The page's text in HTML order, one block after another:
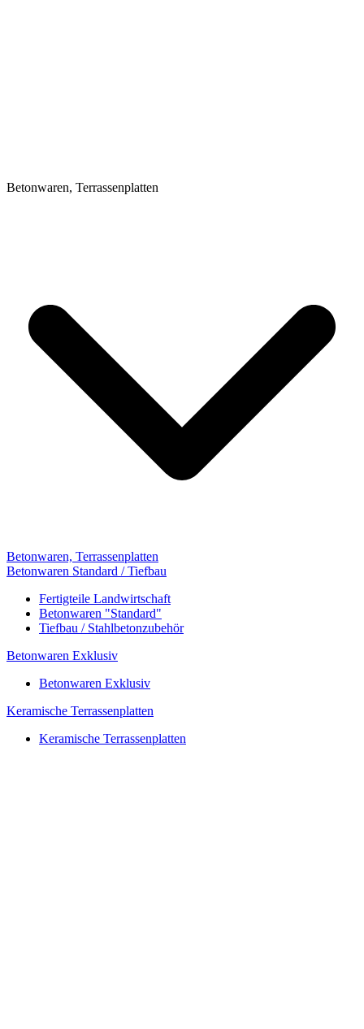
Betonwaren, Terrassenplatten
Betonwaren, Terrassenplatten
Betonwaren Standard / Tiefbau
Fertigteile Landwirtschaft
Betonwaren "Standard"
Tiefbau / Stahlbetonzubehör
Betonwaren Exklusiv
Betonwaren Exklusiv
Keramische Terrassenplatten
Keramische Terrassenplatten